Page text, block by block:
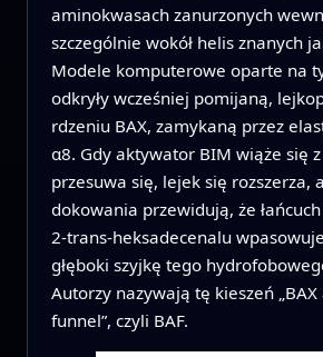
aminokwasach zanurzonych
szczególnie wokół helis znanych
Modele komputerowe oparte na
odkryły wcześniej pomijaną,
rdzeniu BAX, zamykaną przez
α8. Gdy aktywator BIM wiąże się z
przesuwa się, lejek się rozszerza,
dokowania przewidują, że
2‑trans‑heksadecenalu
głęboki szyjkę tego
Autorzy nazywają tę kieszeń
funnel”, czyli BAF.